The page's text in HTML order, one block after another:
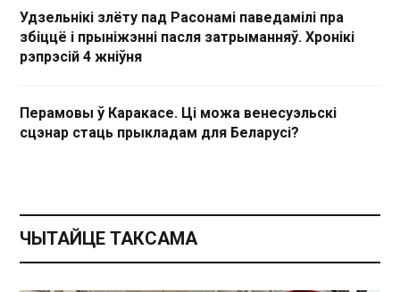
Удзельнікі злёту пад Расонамі паведамілі пра
збіццё і прыніжэнні пасля затрыманняў. Хронікі
рэпрэсій 4 жніўня
Перамовы ў Каракасе. Ці можа венесуэльскі
сцэнар стаць прыкладам для Беларусі?
ЧЫТАЙЦЕ ТАКСАМА